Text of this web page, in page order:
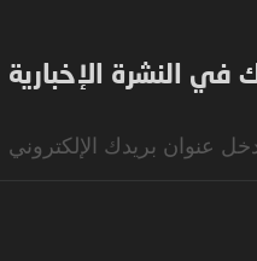
في النشرة الإخبارية